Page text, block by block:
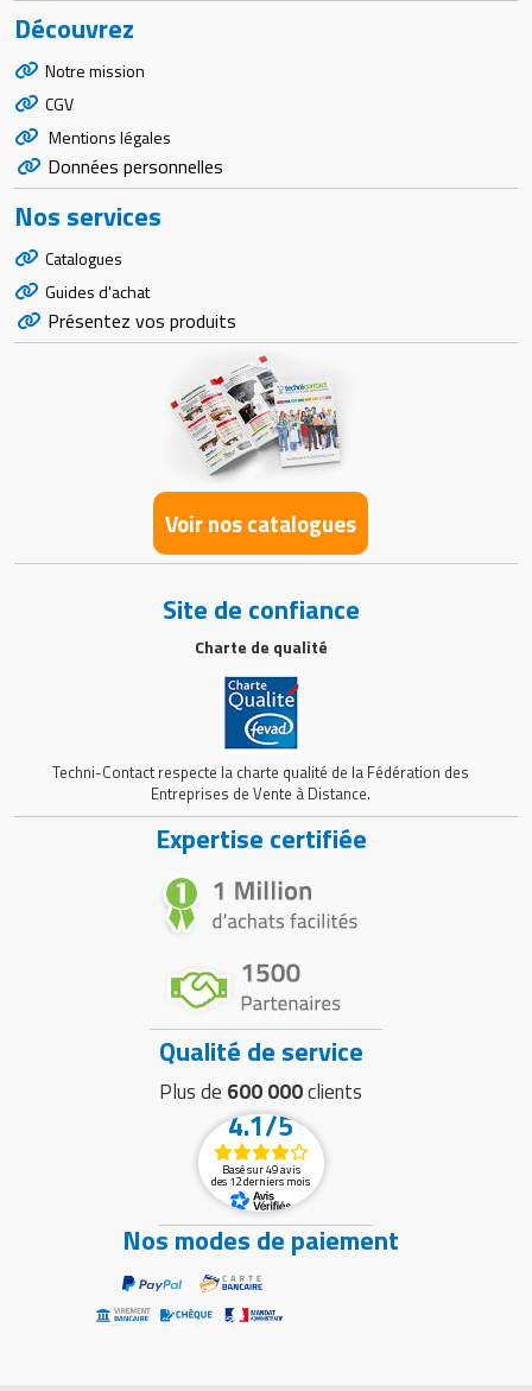
Découvrez
Notre mission
CGV
Mentions légales
Données personnelles
Nos services
Catalogues
Guides d'achat
Présentez vos produits
Voir nos catalogues
Site de confiance
Charte de qualité
Techni-Contact respecte la charte qualité de la Fédération des
Entreprises de Vente à Distance.
Expertise certifiée
Qualité de service
Plus de 600 000clients
4.1/5
Basé sur 49 avis
des 12 derniers mois
Nos modes de paiement